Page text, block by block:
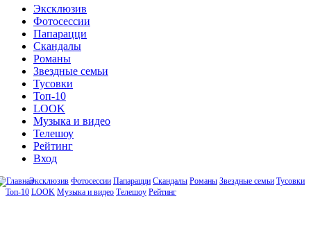
Эксклюзив
Фотосессии
Папарацци
Скандалы
Романы
Звездные семьи
Тусовки
Топ-10
LOOK
Музыка и видео
Телешоу
Рейтинг
Вход
Эксклюзив Фотосессии Папарацци Скандалы Романы Звездные семьи Тусовки
Топ-10 LOOK Музыка и видео Телешоу Рейтинг